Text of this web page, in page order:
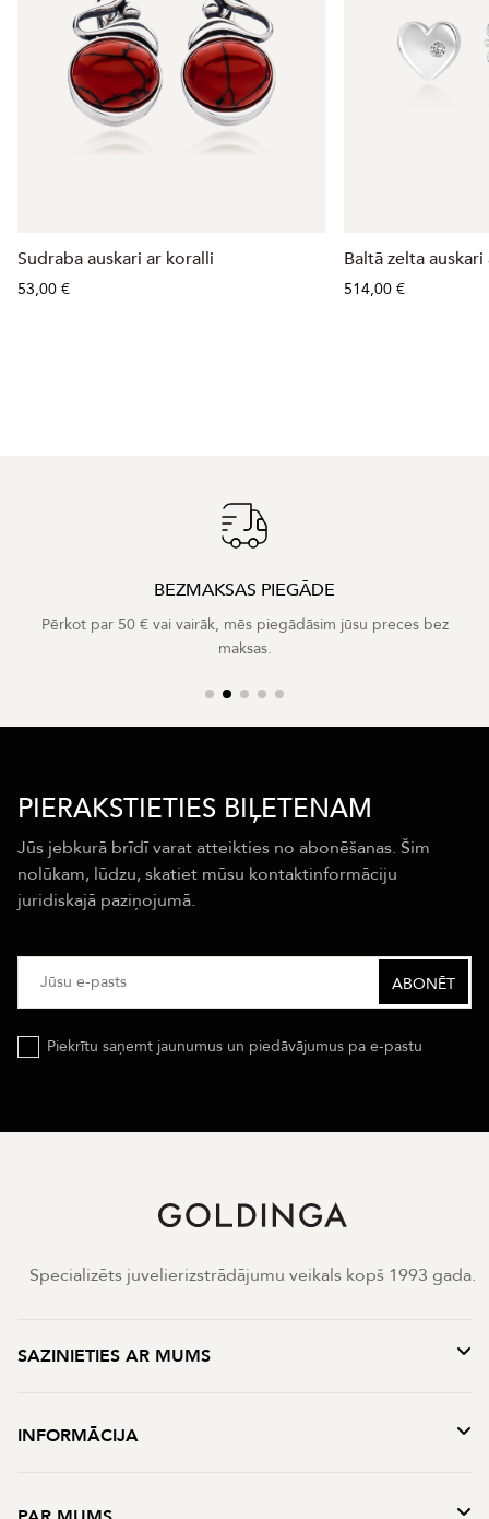
Sudraba auskari ar koralli
53,00 €
Baltā zelta
514,00 €
BEZMAKSAS PIEGĀDE
Pērkot par 50 € vai vairāk, mēs piegādāsim jūsu preces bez
maksas.
PIERAKSTIETIES BIĻETENAM
Jūs jebkurā brīdī varat atteikties no abonēšanas. Šim
nolūkam, lūdzu, skatiet mūsu kontaktinformāciju
juridiskajā paziņojumā.
Piekrītu saņemt jaunumus un piedāvājumus pa e-pastu
Specializēts juvelierizstrādājumu veikals kopš 1993 gada.
SAZINIETIES AR MUMS
INFORMĀCIJA